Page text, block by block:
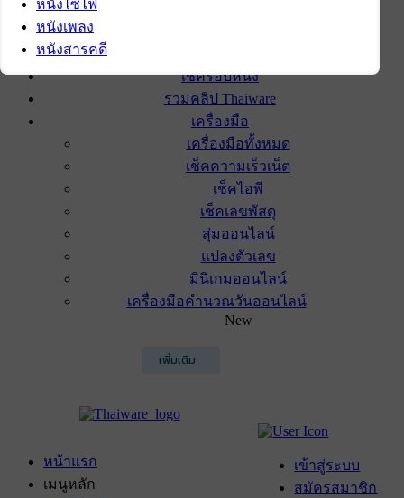
เช็ครอบหนัง
รวมคลิป Thaiware
เครื่องมือ
เครื่องมือทั้งหมด
เช็คความเร็วเน็ต
เช็คไอพี
เช็คเลขพัสดุ
สุ่มออนไลน์
แปลงตัวเลข
มินิเกมออนไลน์
เครื่องมือคำนวณวันออนไลน์
New
เพิ่มเติม
เข้าสู่ระบบ
สมัครสมาชิก
หน้าแรก
เมนูหลัก
หนังไซไฟ
หนังเพลง
หนังสารคดี